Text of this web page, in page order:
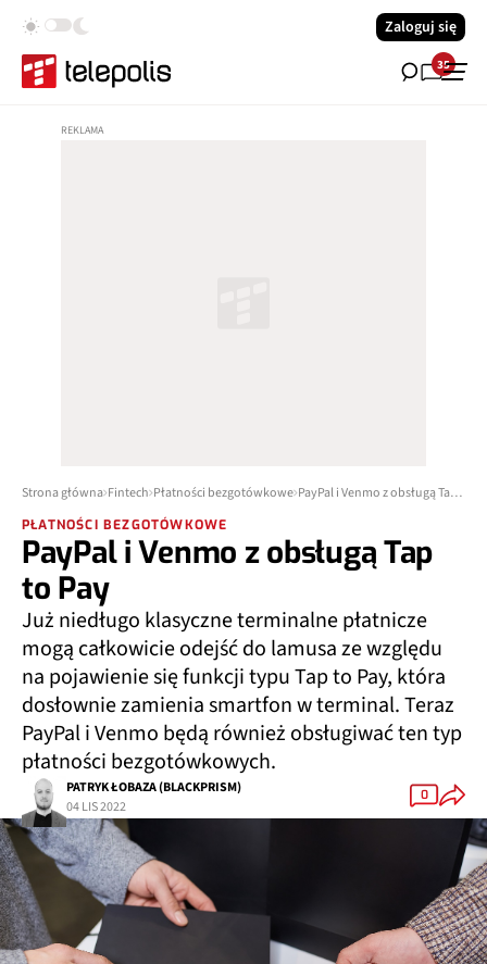
Zaloguj się
35
Strona główna Fintech Płatności bezgotówkowe PayPal i Venmo z obsługą Tap to Pay
PŁATNOŚCI BEZGOTÓWKOWE
PayPal i Venmo z obsługą Tap
to Pay
Już niedługo klasyczne terminalne płatnicze
mogą całkowicie odejść do lamusa ze względu
na pojawienie się funkcji typu Tap to Pay, która
dosłownie zamienia smartfon w terminal. Teraz
PayPal i Venmo będą również obsługiwać ten typ
płatności bezgotówkowych.
PATRYK ŁOBAZA (BLACKPRISM)
04 LIS 2022
0